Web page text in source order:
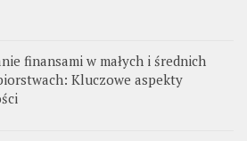
finansami w małych i średnich
Kluczowe aspekty